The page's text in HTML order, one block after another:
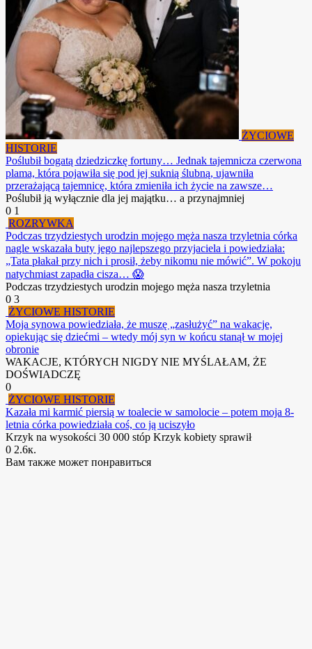
ŻYCIOWE
HISTORIE
Poślubił bogatą dziedziczkę fortuny… Jednak tajemnicza czerwona
plama, która pojawiła się pod jej suknią ślubną, ujawniła
przerażającą tajemnicę, która zmieniła ich życie na zawsze…
Poślubił ją wyłącznie dla jej majątku… a przynajmniej
0 1
ROZRYWKA
Podczas trzydziestych urodzin mojego męża nasza trzyletnia córka
nagle wskazała buty jego najlepszego przyjaciela i powiedziała:
„Tata płakał przy nich i prosił, żeby nikomu nie mówić”. W pokoju
natychmiast zapadła cisza… 😱
Podczas trzydziestych urodzin mojego męża nasza trzyletnia
0 3
ŻYCIOWE HISTORIE
Moja synowa powiedziała, że ​​muszę „zasłużyć” na wakacje,
opiekując się dziećmi – wtedy mój syn w końcu stanął w mojej
obronie
WAKACJE, KTÓRYCH NIGDY NIE MYŚLAŁAM, ŻE
DOŚWIADCZĘ
0
ŻYCIOWE HISTORIE
Kazała mi karmić piersią w toalecie w samolocie – potem moja 8-
letnia córka powiedziała coś, co ją uciszyło
Krzyk na wysokości 30 000 stóp Krzyk kobiety sprawił
0 2.6к.
Вам также может понравиться